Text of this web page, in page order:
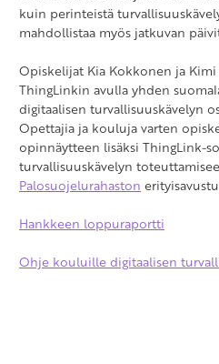
kuin perinteistä
mahdollistaa myös jatkuvan
Opiskelijat Kia Kokkonen ja
ThingLinkin avulla yhden
digitaalisen turvallisuuskävelyn
Opettajia ja kouluja varten
opinnäytteen lisäksi ThingLink-
turvallisuuskävelyn
Palosuojelurahaston
Hankkeen loppuraportti
Ohje kouluille digitaalisen